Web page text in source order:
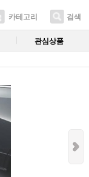
카테고리 검색
관심상품